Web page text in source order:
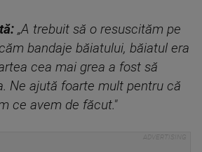
„A trebuit să o resuscităm pe
bandaje băiatului, băiatul era
cea mai grea a fost să
Ne ajută foarte mult pentru că
ce avem de făcut."